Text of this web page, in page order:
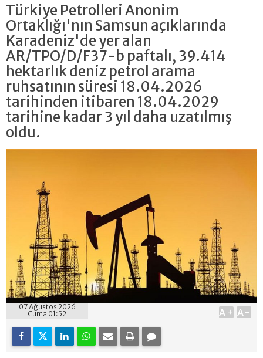
Türkiye Petrolleri Anonim
Ortaklığı'nın Samsun açıklarında
Karadeniz'de yer alan
AR/TPO/D/F37-b paftalı, 39.414
hektarlık deniz petrol arama
ruhsatının süresi 18.04.2026
tarihinden itibaren 18.04.2029
tarihine kadar 3 yıl daha uzatılmış
oldu.
07 Ağustos 2026
Cuma 01:52
A+ A-